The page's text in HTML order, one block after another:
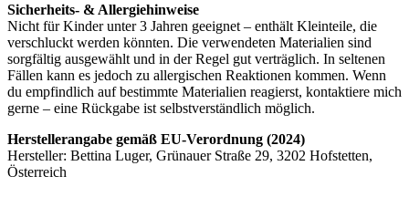
Sicherheits- & Allergiehinweise
Nicht für Kinder unter 3 Jahren geeignet – enthält Kleinteile, die
verschluckt werden könnten. Die verwendeten Materialien sind
sorgfältig ausgewählt und in der Regel gut verträglich. In seltenen
Fällen kann es jedoch zu allergischen Reaktionen kommen. Wenn
du empfindlich auf bestimmte Materialien reagierst, kontaktiere mich
gerne – eine Rückgabe ist selbstverständlich möglich.
Herstellerangabe gemäß EU-Verordnung (2024)
Hersteller: Bettina Luger, Grünauer Straße 29, 3202 Hofstetten,
Österreich